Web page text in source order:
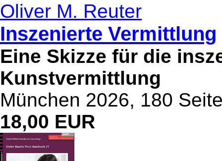
Oliver M. Reuter
Inszenierte Vermittlung
Eine Skizze für die
Kunstvermittlung
München 2026, 180
18,00 EUR